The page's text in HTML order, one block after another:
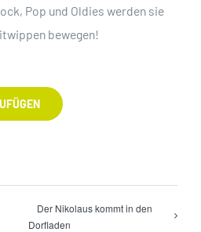
Pop und Oldies werden sie
bewegen!
Der Nikolaus kommt in den
Dorfladen